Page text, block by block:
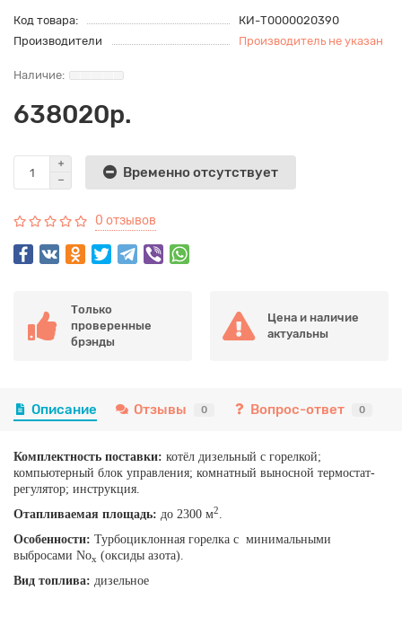
Код товара:
КИ-Т0000020390
Производители
Производитель не указан
638020р.
Временно отсутствует
0 отзывов
Только
проверенные
брэнды
Цена и наличие
актуальны
Описание Отзывы 0 Вопрос-ответ 0
Комплектность поставки: котёл дизельный с горелкой;
компьютерный блок управления; комнатный выносной термостат-
регулятор; инструкция.
Отапливаемая площадь: до 2300 м2.
Особенности: Турбоциклонная горелка с минимальными
выбросами Nox (оксиды азота).
Вид топлива: дизельное